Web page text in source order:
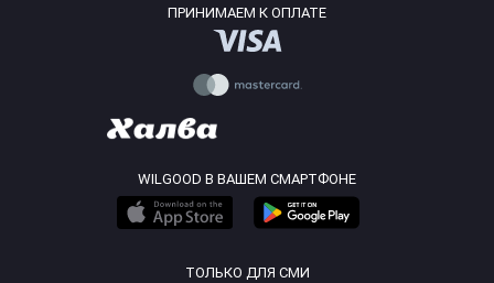
ПРИНИМАЕМ К ОПЛАТЕ
WILGOOD В ВАШЕМ СМАРТФОНЕ
ТОЛЬКО ДЛЯ СМИ